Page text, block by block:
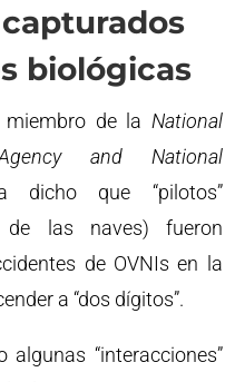
biológicas
de la National
and National
dicho que “pilotos”
de las naves) fueron
de OVNIs en la
a “dos dígitos”.
“interacciones”